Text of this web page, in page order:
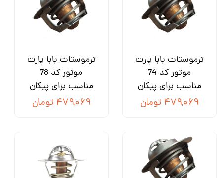
ترموستات بابا پارت
موتور کد 74
مناسب برای پیکان
۴۷۹,۰۶۹ تومان
ترموستات بابا پارت
موتور کد 78
مناسب برای پیکان
۴۷۹,۰۶۹ تومان